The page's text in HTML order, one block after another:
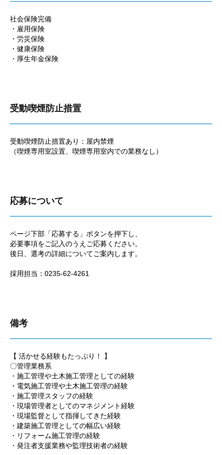
社会保険完備
・雇用保険
・労災保険
・健康保険
・厚生年金保険
受動喫煙防止措置
受動喫煙防止措置あり：屋内禁煙
（喫煙専用室設置、喫煙専用室内での業務なし）
応募について
ページ下部「応募する」ボタンを押下し、
必要事項をご記入のうえご応募ください。
後日、選考の詳細についてご案内します。
採用担当：0235-62-4261
備考
【 活かせる経験もたっぷり！ 】
〇管理業務系
・施工管理や土木施工管理としての経験
・電気施工管理や土木施工管理の経験
・施工管理スタッフの経験
・現場管理者としてのマネジメント経験
・現場監督として指揮してきた経験
・建築施工管理としての幅広い経験
・リフォーム施工管理の経験
・発注者支援業務や監理技術者の経験